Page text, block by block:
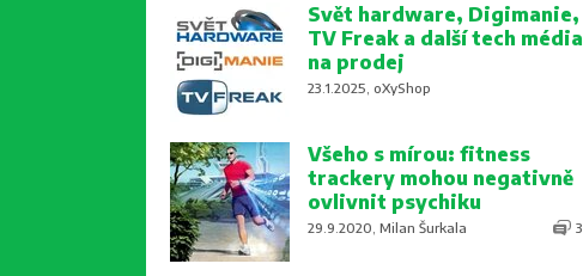
Svět hardware, Digimanie,
TV Freak a další tech média
na prodej
23.1.2025, oXyShop
Všeho s mírou: fitness
trackery mohou negativně
ovlivnit psychiku
29.9.2020, Milan Šurkala 3